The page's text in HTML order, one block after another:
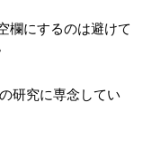
欄にするのは避けて
研究に専念してい